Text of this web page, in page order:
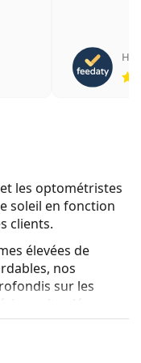
5
les optométristes
soleil en fonction
clients.
élevées de
nos
sur les
ultra-légers
s'adapter
un look parfait,